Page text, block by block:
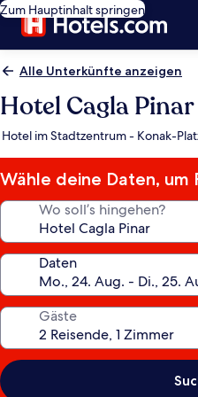
Zum Hauptinhalt springen
Alle Unterkünfte anzeigen
Hotel Cagla Pinar
Hotel im Stadtzentrum - Konak-
Wähle deine Daten, um
Wo soll’s hingehen?
Daten
Gäste